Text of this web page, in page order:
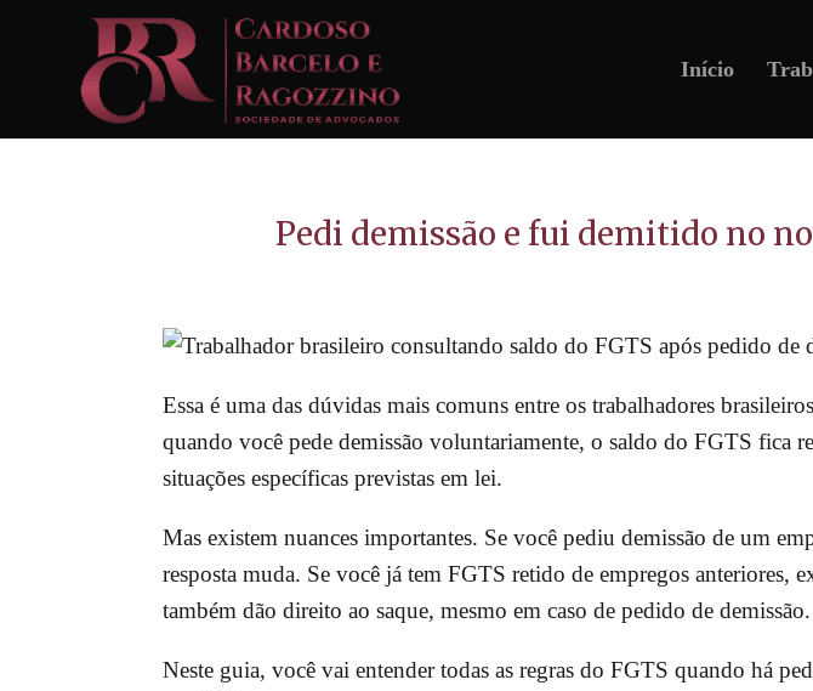
Início
Pedi demissão e fui demitido no
Essa é uma das dúvidas mais comuns entre os trabalhadores
quando você pede demissão voluntariamente, o saldo do FGTS fica
situações específicas previstas em lei.
Mas existem nuances importantes. Se você pediu demissão de um
resposta muda. Se você já tem FGTS retido de empregos anteriores,
também dão direito ao saque, mesmo em caso de pedido de demissão.
Neste guia, você vai entender todas as regras do FGTS quando há